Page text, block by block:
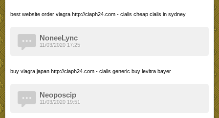
best website order viagra http://ciaph24.com - cialis cheap cialis in sydney
NoneeLync
buy viagra japan http://ciaph24.com - cialis generic buy levitra bayer
11/03/2020 17:25
Neoposcip
11/03/2020 19:51